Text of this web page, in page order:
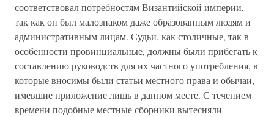
соответствовал потребностям Византийской империи,
так как он был малознаком даже образованным людям и
административным лицам. Судьи, как столичные, так в
особенности провинциальные, должны были прибегать к
составлению руководств для их частного употребления, в
которые вносимы были статьи местного права и обычаи,
имевшие приложение лишь в данном месте. С течением
времени подобные местные сборники вытесняли